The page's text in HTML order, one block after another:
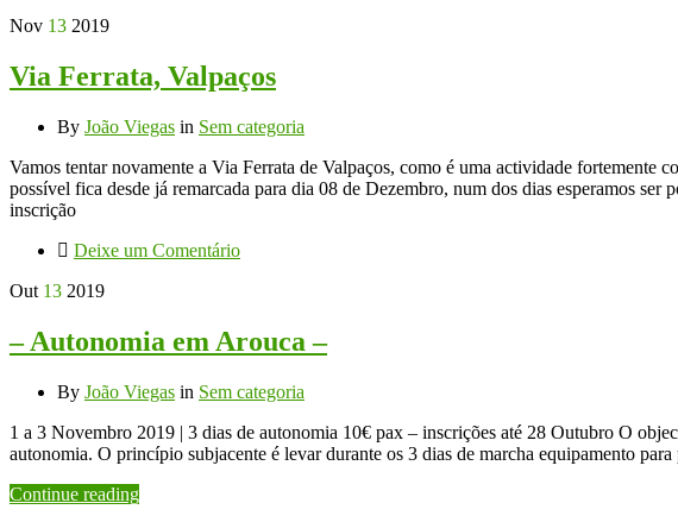
Nov 13 2019
Via Ferrata, Valpaços
By João Viegas in Sem categoria
Vamos tentar novamente a Via Ferrata de Valpaços, como é uma actividade fortemente
possível fica desde já remarcada para dia 08 de Dezembro, num dos dias esperamos
inscrição
Deixe um Comentário
Out 13 2019
– Autonomia em Arouca –
By João Viegas in Sem categoria
1 a 3 Novembro 2019 | 3 dias de autonomia 10€ pax – inscrições até 28 Outubro O
autonomia. O princípio subjacente é levar durante os 3 dias de marcha equipamento
Continue reading